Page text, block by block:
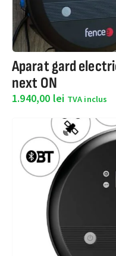
Aparat gard
next ON
1.940,00 lei TVA inclus